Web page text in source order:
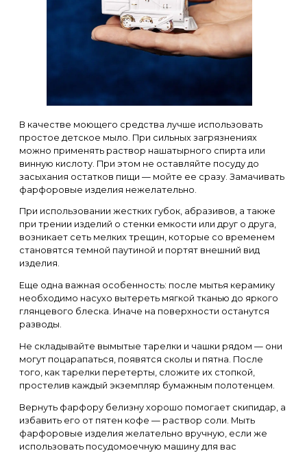
В качестве моющего средства лучше использовать
простое детское мыло. При сильных загрязнениях
можно применять раствор нашатырного спирта или
винную кислоту. При этом не оставляйте посуду до
засыхания остатков пищи — мойте ее сразу. Замачивать
фарфоровые изделия нежелательно.
При использовании жестких губок, абразивов, а также
при трении изделий о стенки емкости или друг о друга,
возникает сеть мелких трещин, которые со временем
становятся темной паутиной и портят внешний вид
изделия.
Еще одна важная особенность: после мытья керамику
необходимо насухо вытереть мягкой тканью до яркого
глянцевого блеска. Иначе на поверхности останутся
разводы.
Не складывайте вымытые тарелки и чашки рядом — они
могут поцарапаться, появятся сколы и пятна. После
того, как тарелки перетерты, сложите их стопкой,
простелив каждый экземпляр бумажным полотенцем.
Вернуть фарфору белизну хорошо помогает скипидар, а
избавить его от пятен кофе — раствор соли. Мыть
фарфоровые изделия желательно вручную, если же
использовать посудомоечную машину для вас